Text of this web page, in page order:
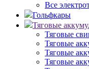
Все
Гольфкары
Тяговые
Тяговые
Тяговые
Тяговые
Тяговые